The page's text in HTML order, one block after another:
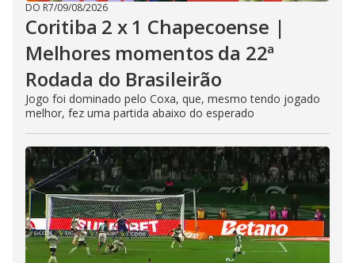
DO R7/09/08/2026
Coritiba 2 x 1 Chapecoense |
Melhores momentos da 22ª
Rodada do Brasileirão
Jogo foi dominado pelo Coxa, que, mesmo tendo jogado
melhor, fez uma partida abaixo do esperado